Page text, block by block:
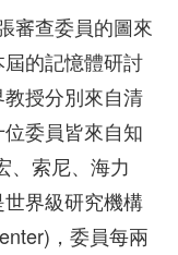
審查委員的圖來
的記憶體研討
授分別來自清
委員皆來自知
、索尼、海力
界級研究機構
，委員每兩